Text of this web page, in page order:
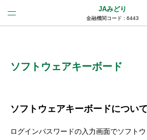
JAみどり
金融機関コード : 6443
(法人JAネットバンク)
ソフトウェアキーボード
ソフトウェアキーボードについて
ログインパスワードの入力画面でソフト